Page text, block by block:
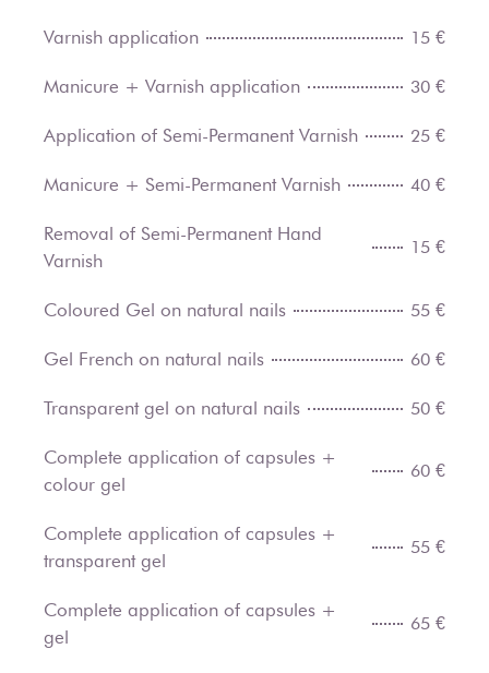
Varnish application 15 €
Manicure + Varnish application 30 €
Application of Semi-Permanent Varnish 25 €
Manicure + Semi-Permanent Varnish 40 €
Removal of Semi-Permanent Hand
Varnish
15 €
Coloured Gel on natural nails 55 €
Gel French on natural nails 60 €
Transparent gel on natural nails 50 €
Complete application of capsules +
colour gel
60 €
Complete application of capsules +
transparent gel
55 €
Complete application of capsules +
gel
65 €